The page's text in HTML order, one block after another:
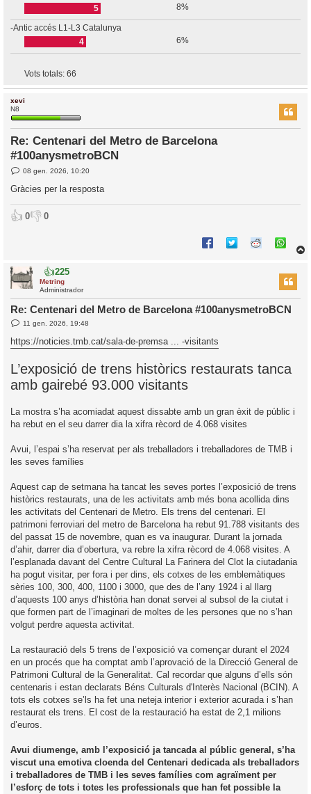
5
8%
-Antic accés L1-L3 Catalunya
4
6%
Vots totals: 66
xevi
N8
Re: Centenari del Metro de Barcelona
#100anysmetroBCN
E
t
r
a
a
08 gen. 2026, 10:20
Gràcies per la resposta
👍 0👎 0
👍225
Metring
Administrador
Re: Centenari del Metro de Barcelona #100anysmetroBCN
E
t
r
a
11 gen. 2026, 19:48
https://noticies.tmb.cat/sala-de-premsa ... -visitants
L’exposició de trens històrics restaurats tanca
amb gairebé 93.000 visitants
La mostra s’ha acomiadat aquest dissabte amb un gran èxit de públic i
ha rebut en el seu darrer dia la xifra rècord de 4.068 visites
Avui, l’espai s’ha reservat per als treballadors i treballadores de TMB i
les seves famílies
Aquest cap de setmana ha tancat les seves portes l’exposició de trens
històrics restaurats, una de les activitats amb més bona acollida dins
les activitats del Centenari de Metro. Els trens del centenari. El
patrimoni ferroviari del metro de Barcelona ha rebut 91.788 visitants des
del passat 15 de novembre, quan es va inaugurar. Durant la jornada
d’ahir, darrer dia d’obertura, va rebre la xifra rècord de 4.068 visites. A
l’esplanada davant del Centre Cultural La Farinera del Clot la ciutadania
ha pogut visitar, per fora i per dins, els cotxes de les emblemàtiques
sèries 100, 300, 400, 1100 i 3000, que des de l’any 1924 i al llarg
d’aquests 100 anys d’història han donat servei al subsol de la ciutat i
que formen part de l’imaginari de moltes de les persones que no s’han
volgut perdre aquesta activitat.
La restauració dels 5 trens de l’exposició va començar durant el 2024
en un procés que ha comptat amb l’aprovació de la Direcció General de
Patrimoni Cultural de la Generalitat. Cal recordar que alguns d’ells són
centenaris i estan declarats Béns Culturals d'Interès Nacional (BCIN). A
tots els cotxes se’ls ha fet una neteja interior i exterior acurada i s’han
restaurat els trens. El cost de la restauració ha estat de 2,1 milions
d’euros.
Avui diumenge, amb l’exposició ja tancada al públic general, s’ha
viscut una emotiva cloenda del Centenari dedicada als treballadors
i treballadores de TMB i les seves famílies com agraïment per
l’esforç de tots i totes les professionals que han fet possible la